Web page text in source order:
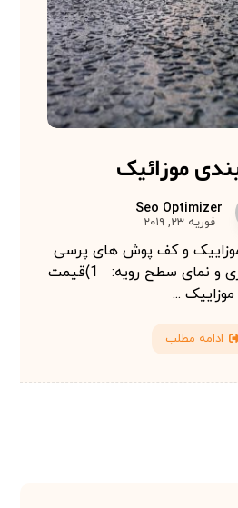
موزائیک
Seo Optimizer
فوریه ۲۳, ۲۰۱۹
و کف پوش های پرسی
بر اساس شکل ظاهری و نمای سطح رویه: 1)قیمت
موزاییک ...
ادامه مطلب